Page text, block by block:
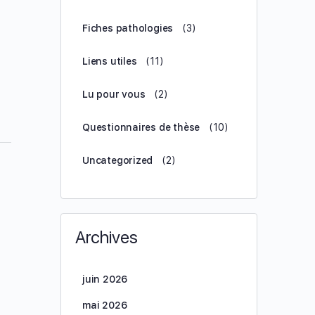
Fiches pathologies (3)
Liens utiles (11)
Lu pour vous (2)
Questionnaires de thèse (10)
Uncategorized (2)
Archives
juin 2026
mai 2026